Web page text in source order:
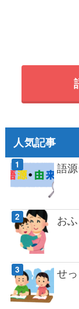
人気記事
語
お
せ